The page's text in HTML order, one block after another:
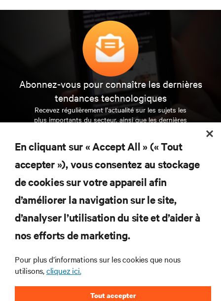
Abonnez-vous pour connaître les dernières
tendances technologiques
Recevez régulièrement l’actualité sur les sujets les
plus importants du secteur, ainsi que les dernières
et des infrastructures informatiques critiques.
S’INSCRIRE MAINTENANT
RESSOURCES
SUPPORT
SOCIÉTÉ
En cliquant sur « Accept All » (« Tout
accepter »), vous consentez au stockage
de cookies sur votre appareil afin
d’améliorer la navigation sur le site,
d’analyser l’utilisation du site et d’aider à
nos efforts de marketing.
Pour plus d’informations sur les cookies que nous
utilisons,cliquez ici.
Tout accepter